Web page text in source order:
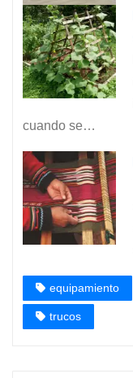
cuando se…
equipamiento
trucos